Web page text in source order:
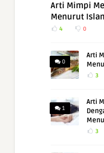
Arti Mimpi
Menurut
4 0
0
Arti
3
1
Arti
3